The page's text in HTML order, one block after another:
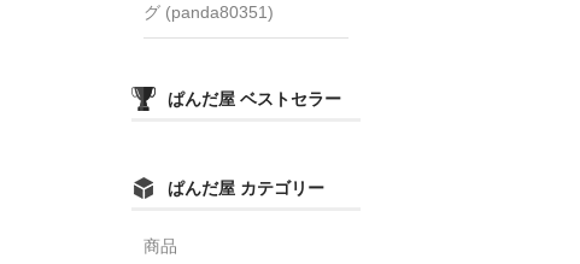
グ (panda80351)
ぱんだ屋 ベストセラー
ぱんだ屋 カテゴリー
商品